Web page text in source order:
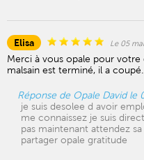
Elisa Le 05
Merci à vous opale pour votre
malsain est terminé, il a
Réponse de Opale David le
je suis desolee d avoir
me connaissez je suis
pas maintenant attendez
partager opale gratitude